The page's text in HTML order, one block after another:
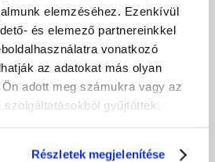
elemzéséhez. Ezenkívül
és elemező partnereinkkel
vonatkozó
az adatokat más olyan
adott meg számukra vagy az
gyűjtöttek.
Részletek megjelenítése